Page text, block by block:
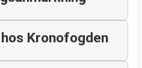
Kronofogden